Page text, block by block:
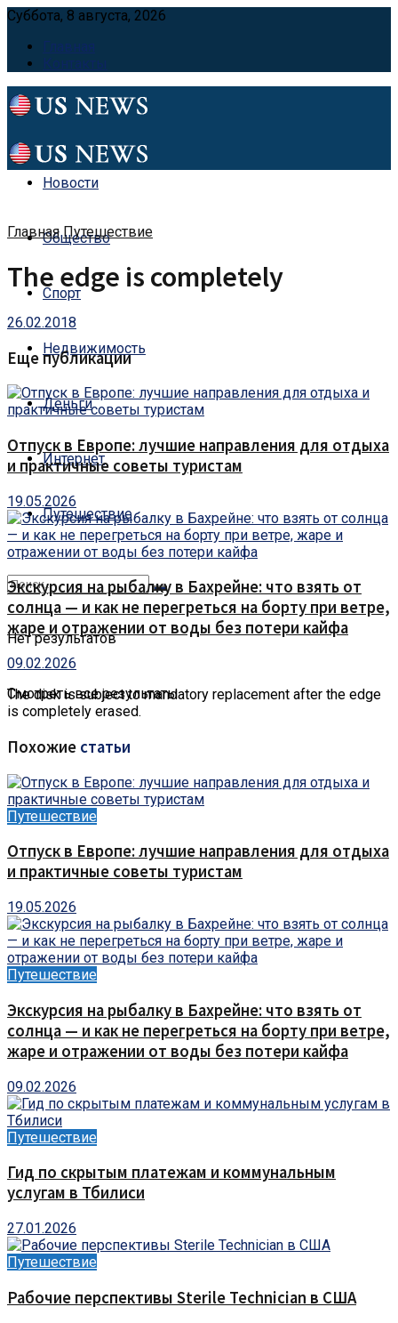
Суббота, 8 августа, 2026
Главная
Контакты
Новости
Общество
Спорт
Недвижимость
Деньги
Интернет
Путешествие
Нет результатов
Смотреть все результаты
Главная Путешествие
The edge is completely
26.02.2018
Еще публикации
Отпуск в Европе: лучшие направления для отдыха
и практичные советы туристам
19.05.2026
Экскурсия на рыбалку в Бахрейне: что взять от
солнца — и как не перегреться на борту при ветре,
жаре и отражении от воды без потери кайфа
09.02.2026
The disk is subject to mandatory replacement after the edge
is completely erased.
Похожие статьи
Путешествие
Отпуск в Европе: лучшие направления для отдыха
и практичные советы туристам
19.05.2026
Путешествие
Экскурсия на рыбалку в Бахрейне: что взять от
солнца — и как не перегреться на борту при ветре,
жаре и отражении от воды без потери кайфа
09.02.2026
Путешествие
Гид по скрытым платежам и коммунальным
услугам в Тбилиси
27.01.2026
Путешествие
Рабочие перспективы Sterile Technician в США